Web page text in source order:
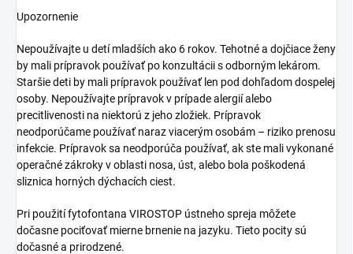
Upozornenie
Nepoužívajte u detí mladších ako 6 rokov. Tehotné a dojčiace ženy
by mali prípravok používať po konzultácii s odborným lekárom.
Staršie deti by mali prípravok používať len pod dohľadom dospelej
osoby. Nepoužívajte prípravok v prípade alergií alebo
precitlivenosti na niektorú z jeho zložiek. Prípravok
neodporúčame používať naraz viacerým osobám – riziko prenosu
infekcie. Prípravok sa neodporúča používať, ak ste mali vykonané
operačné zákroky v oblasti nosa, úst, alebo bola poškodená
sliznica horných dýchacích ciest.
Pri použití fytofontana VIROSTOP ústneho spreja môžete
dočasne pociťovať mierne brnenie na jazyku. Tieto pocity sú
dočasné a prirodzené.